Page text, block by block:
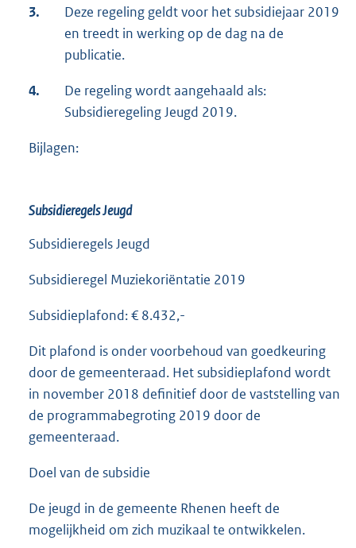
3.
Deze regeling geldt voor het subsidiejaar 2019
en treedt in werking op de dag na de
publicatie.
4.
De regeling wordt aangehaald als:
Subsidieregeling Jeugd 2019.
Bijlagen:
Subsidieregels Jeugd
Subsidieregels Jeugd
Subsidieregel Muziekoriëntatie 2019
Subsidieplafond: € 8.432,-
Dit plafond is onder voorbehoud van goedkeuring
door de gemeenteraad. Het subsidieplafond wordt
in november 2018 definitief door de vaststelling van
de programmabegroting 2019 door de
gemeenteraad.
Doel van de subsidie
De jeugd in de gemeente Rhenen heeft de
mogelijkheid om zich muzikaal te ontwikkelen.